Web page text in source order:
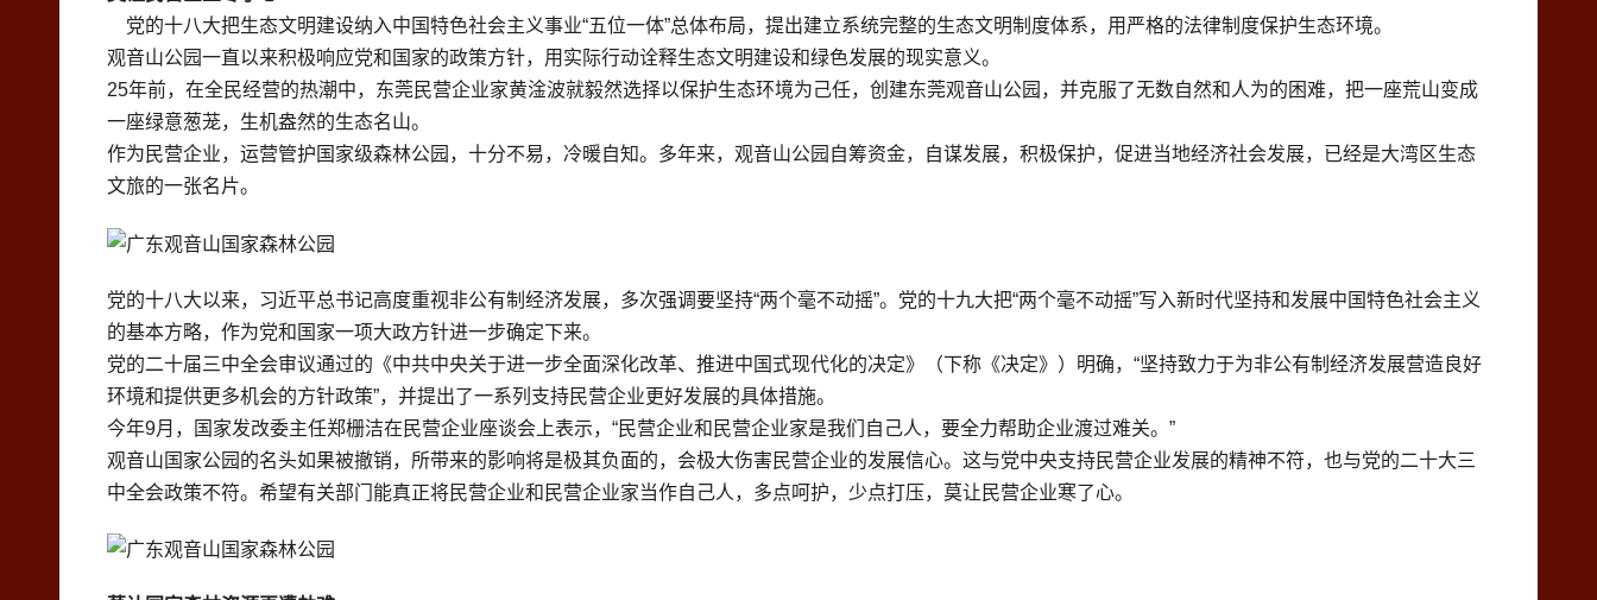
党的十八大把生态文明建设纳入中国特色社会主义事业“五位一体”总体布局，提出建立系统完整的生态文明制度体系，用严格的法律制度保护生态环境。
观音山公园一直以来积极响应党和国家的政策方针，用实际行动诠释生态文明建设和绿色发展的现实意义。
25年前，在全民经营的热潮中，东莞民营企业家黄淦波就毅然选择以保护生态环境为己任，创建东莞观音山公园，并克服了无数自然和人为的困难，把一座荒山变成
一座绿意葱茏，生机盎然的生态名山。
作为民营企业，运营管护国家级森林公园，十分不易，冷暖自知。多年来，观音山公园自筹资金，自谋发展，积极保护，促进当地经济社会发展，已经是大湾区生态
文旅的一张名片。
党的十八大以来，习近平总书记高度重视非公有制经济发展，多次强调要坚持“两个毫不动摇”。党的十九大把“两个毫不动摇”写入新时代坚持和发展中国特色社会主义
的基本方略，作为党和国家一项大政方针进一步确定下来。
党的二十届三中全会审议通过的《中共中央关于进一步全面深化改革、推进中国式现代化的决定》（下称《决定》）明确，“坚持致力于为非公有制经济发展营造良好
环境和提供更多机会的方针政策”，并提出了一系列支持民营企业更好发展的具体措施。
今年9月，国家发改委主任郑栅洁在民营企业座谈会上表示，“民营企业和民营企业家是我们自己人，要全力帮助企业渡过难关。”
观音山国家公园的名头如果被撤销，所带来的影响将是极其负面的，会极大伤害民营企业的发展信心。这与党中央支持民营企业发展的精神不符，也与党的二十大三
中全会政策不符。希望有关部门能真正将民营企业和民营企业家当作自己人，多点呵护，少点打压，莫让民营企业寒了心。